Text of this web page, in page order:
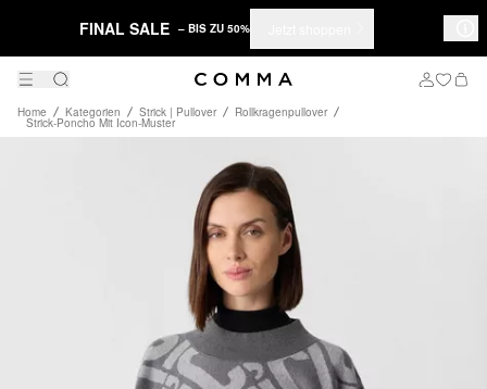
FINAL SALE – BIS ZU 50%
Home Kategorien Strick | Pullover Rollkragenpullover
Strick-Poncho Mit Icon-Muster